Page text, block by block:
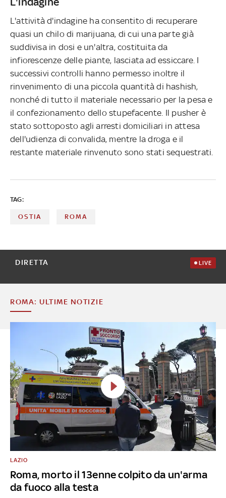
L'attività d'indagine ha consentito di recuperare
quasi un chilo di marijuana, di cui una parte già
suddivisa in dosi e un'altra, costituita da
infiorescenze delle piante, lasciata ad essiccare. I
successivi controlli hanno permesso inoltre il
rinvenimento di una piccola quantità di hashish,
nonché di tutto il materiale necessario per la pesa e
il confezionamento dello stupefacente. Il pusher è
stato sottoposto agli arresti domiciliari in attesa
dell'udienza di convalida, mentre la droga e il
restante materiale rinvenuto sono stati sequestrati.
TAG:
OSTIA ROMA
DIRETTA LIVE
ROMA: ULTIME NOTIZIE
Roma, morto il 13enne colpito da un'arma
da fuoco alla testa
LAZIO